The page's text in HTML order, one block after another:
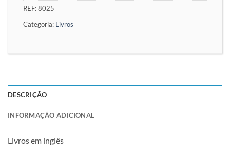
REF:8025
Categoria: Livros
DESCRIÇÃO
INFORMAÇÃO ADICIONAL
Livros em inglês